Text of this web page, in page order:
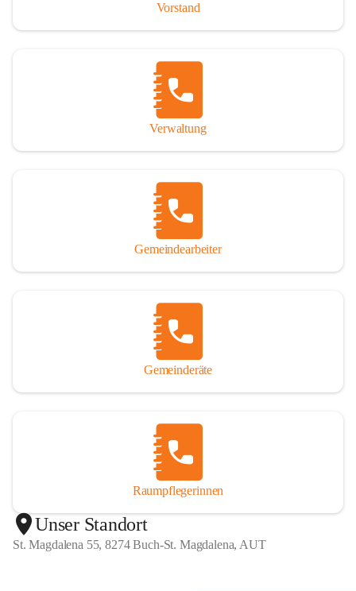
Vorstand
Verwaltung
Gemeindearbeiter
Gemeinderäte
Raumpflegerinnen
Unser Standort
St. Magdalena 55, 8274 Buch-St. Magdalena, AUT